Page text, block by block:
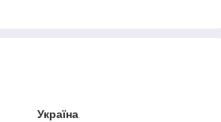
Україна